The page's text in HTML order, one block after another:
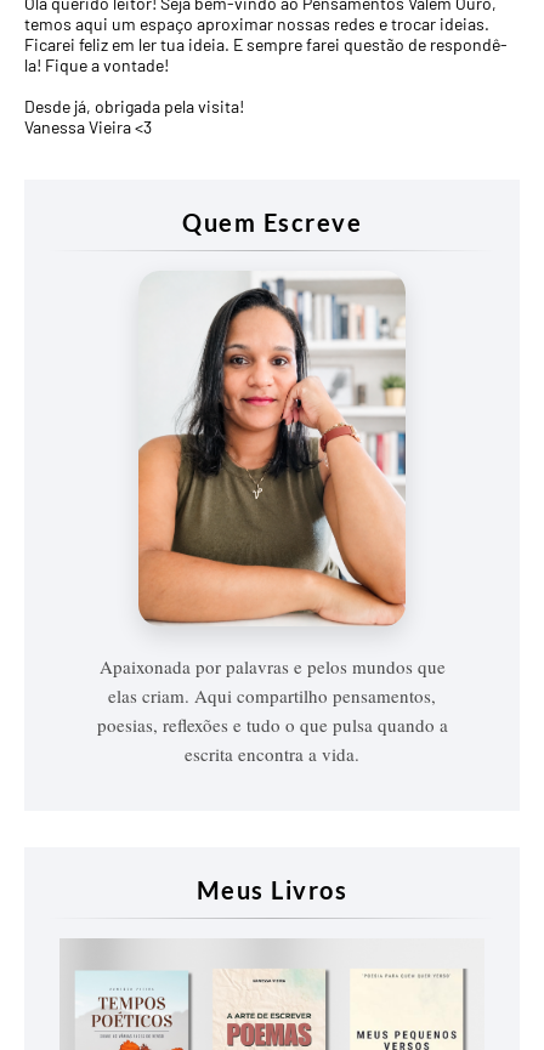
temos aqui um espaço aproximar nossas redes e trocar ideias.
Ficarei feliz em ler tua ideia. E sempre farei questão de respondê-
la! Fique a vontade!
Desde já, obrigada pela visita!
Vanessa Vieira <3
Quem Escreve
Vanessa
Vieira
Apaixonada por palavras e pelos mundos que
elas criam. Aqui compartilho pensamentos,
poesias, reflexões e tudo o que pulsa quando a
escrita encontra a vida.
Meus Livros